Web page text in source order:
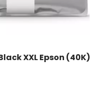
Epson (40K)